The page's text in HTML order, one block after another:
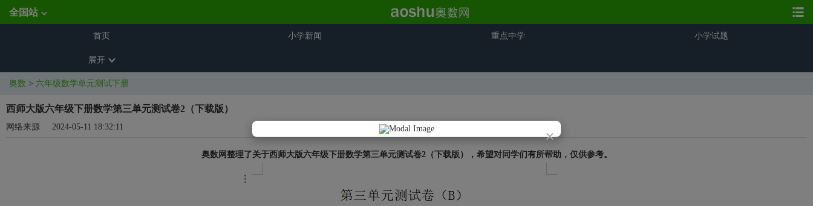
×
全国站
首页 小学新闻 重点中学 小学试题
展开
奥数 > 六年级数学单元测试下册
西师大版六年级下册数学第三单元测试卷2（下载版）
网络来源 2024-05-11 18:32:11
奥数网整理了关于西师大版六年级下册数学第三单元测试卷2（下载版） ，希望对同学们有所帮助，仅供参考。